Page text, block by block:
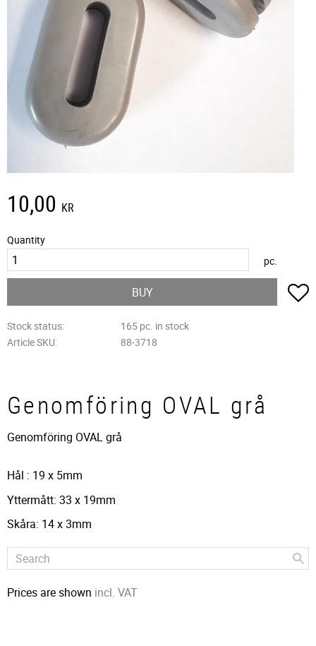
10,00 KR
Quantity
pc.
BUY
Stock status
165 pc. in stock
Article SKU
88-3718
Genomföring OVAL grå
Genomföring OVAL grå
Hål : 19 x 5mm
Yttermått: 33 x 19mm
Skåra: 14 x 3mm
Prices are shown incl. VAT